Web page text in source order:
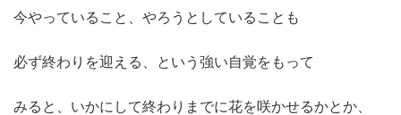
今やっていること、やろうとしていることも
必ず終わりを迎える、という強い自覚をもって
みると、いかにして終わりまでに花を咲かせるかとか、